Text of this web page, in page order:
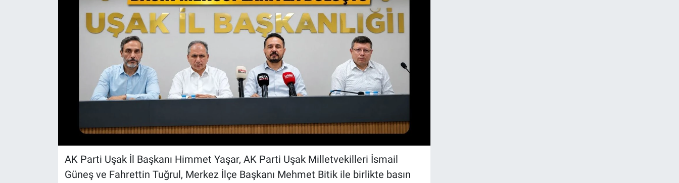
AK Parti Uşak İl Başkanı Himmet Yaşar, AK Parti Uşak Milletvekilleri İsmail
Güneş ve Fahrettin Tuğrul, Merkez İlçe Başkanı Mehmet Bitik ile birlikte basın